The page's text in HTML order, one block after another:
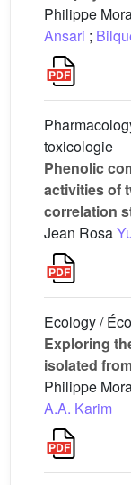
Philippe
Ansari ;
toxicologie
Phenolic
activities of
correlation
Jean Rosa
Ecology /
Exploring
isolated
Philippe
A.A. Karim